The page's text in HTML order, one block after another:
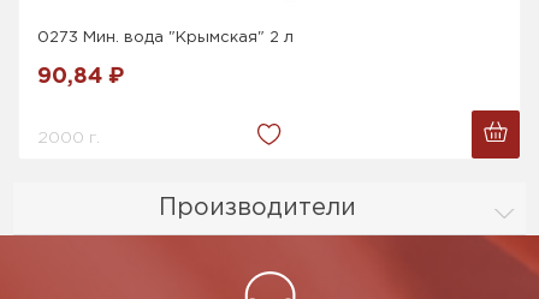
Производители
0273 Мин. вода "Крымская" 2 л
90,84 ₽
2000 г.